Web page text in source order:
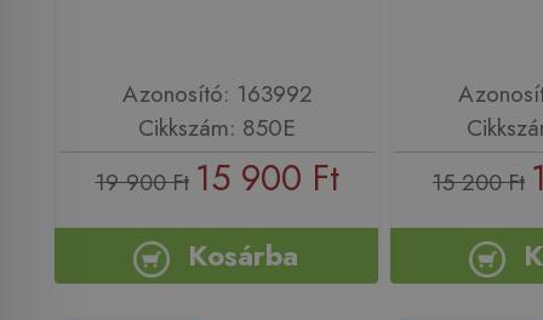
Azonosító: 163992
Cikkszám: 850E
19 900 Ft 15 900 Ft
Kosárba
15 200 Ft